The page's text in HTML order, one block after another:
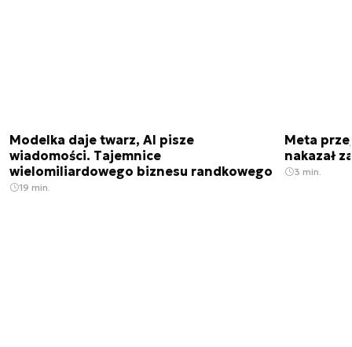
Modelka daje twarz, AI pisze
wiadomości. Tajemnice
wielomiliardowego biznesu randkowego
19 min.
Meta
nakazał
3 min.